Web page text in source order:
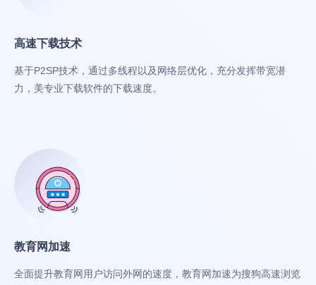
高速下载技术
基于P2SP技术，通过多线程以及网络层优化，充分发挥带宽潜
力，美专业下载软件的下载速度。
教育网加速
全面提升教育网用户访问外网的速度，教育网加速为搜狗高速浏览